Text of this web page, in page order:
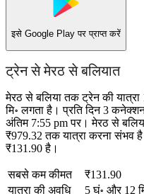
इसे Google Play पर प्राप्त करें
ट्रेन से मेरठ से बलियात
मेरठ से बलिया तक ट्रेन की
मि॰ लगता है। प्रति दिन 3
अंतिम 7:55 pm पर। मेरठ से
₹979.32 तक यात्रा करना संभव
₹131.90 है।
सबसे कम कीमत
₹131.90
यात्रा की अवधि
5 घं॰ और 12